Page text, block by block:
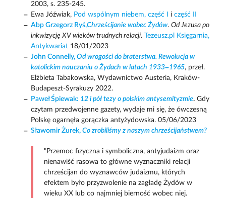
2003, s. 235-245.
Ewa Jóźwiak, Pod wspólnym niebem, część I i część II
Abp Grzegorz Ryś,Chrześcijanie wobec Żydów. Od Jezusa po
inkwizycję XV wieków trudnych relacji. Tezeusz.pl Księgarnia,
Antykwariat18/01/2023
John Connelly, Od wrogości do braterstwa. Rewolucja w
katolickim nauczaniu o Żydach w latach 1933–1965, przeł.
Elżbieta Tabakowska, Wydawnictwo Austeria, Kraków-
Budapeszt-Syrakuzy 2022.
Paweł Śpiewak: 12 i pół tezy o polskim antysemityzmie.Gdy
czytam przedwojenne gazety, wydaje mi się, że ówczesną
Polskę ogarnęła gorączka antyżydowska. 05/06/2023
Sławomir Żurek, Co zrobiliśmy z naszym chrześcijaństwem?
"Przemoc fizyczna i symboliczna, antyjudaizm oraz
nienawiść rasowa to główne wyznaczniki relacji
chrześcijan do wyznawców judaizmu, których
efektem było przyzwolenie na zagładę Żydów w
wieku XX lub co najmniej bierność wobec niej.